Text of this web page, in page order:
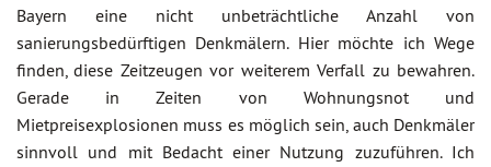
Bayern eine nicht unbeträchtliche Anzahl von
sanierungsbedürftigen Denkmälern. Hier möchte ich Wege
finden, diese Zeitzeugen vor weiterem Verfall zu bewahren.
Gerade in Zeiten von Wohnungsnot und
Mietpreisexplosionen muss es möglich sein, auch Denkmäler
sinnvoll und mit Bedacht einer Nutzung zuzuführen. Ich